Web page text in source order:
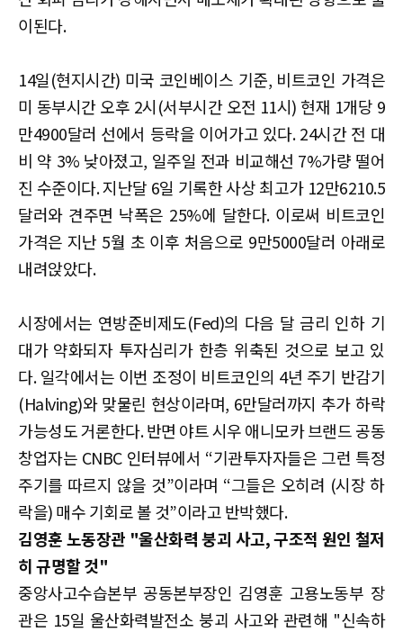
이된다.
14일(현지시간) 미국 코인베이스 기준, 비트코인 가격은
미 동부시간 오후 2시(서부시간 오전 11시) 현재 1개당 9
만4900달러 선에서 등락을 이어가고 있다. 24시간 전 대
비 약 3% 낮아졌고, 일주일 전과 비교해선 7%가량 떨어
진 수준이다. 지난달 6일 기록한 사상 최고가 12만6210.5
달러와 견주면 낙폭은 25%에 달한다. 이로써 비트코인
가격은 지난 5월 초 이후 처음으로 9만5000달러 아래로
내려앉았다.
시장에서는 연방준비제도(Fed)의 다음 달 금리 인하 기
대가 약화되자 투자심리가 한층 위축된 것으로 보고 있
다. 일각에서는 이번 조정이 비트코인의 4년 주기 반감기
(Halving)와 맞물린 현상이라며, 6만달러까지 추가 하락
가능성도 거론한다. 반면 야트 시우 애니모카 브랜드 공동
창업자는 CNBC 인터뷰에서 “기관투자자들은 그런 특정
주기를 따르지 않을 것”이라며 “그들은 오히려 (시장 하
락을) 매수 기회로 볼 것”이라고 반박했다.
김영훈 노동장관 "울산화력 붕괴 사고, 구조적 원인 철저
히 규명할 것"
​​​​​​​중앙사고수습본부 공동본부장인 김영훈 고용노동부 장
관은 15일 울산화력발전소 붕괴 사고와 관련해 "신속하